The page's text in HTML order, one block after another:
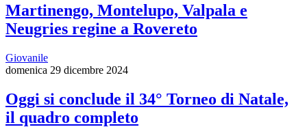
Martinengo, Montelupo, Valpala e
Neugries regine a Rovereto
Giovanile
domenica 29 dicembre 2024
Oggi si conclude il 34° Torneo di Natale,
il quadro completo